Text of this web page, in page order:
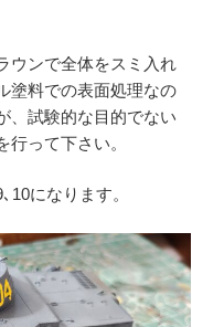
ウンで全体をスミ入れ
塗料での表面処理なの
、試験的な目的でない
って下さい。
10になります。